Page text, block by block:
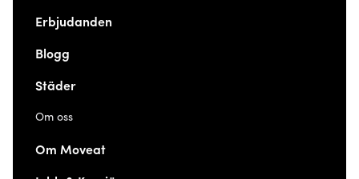
Erbjudanden
Blogg
Städer
Om oss
Om Moveat